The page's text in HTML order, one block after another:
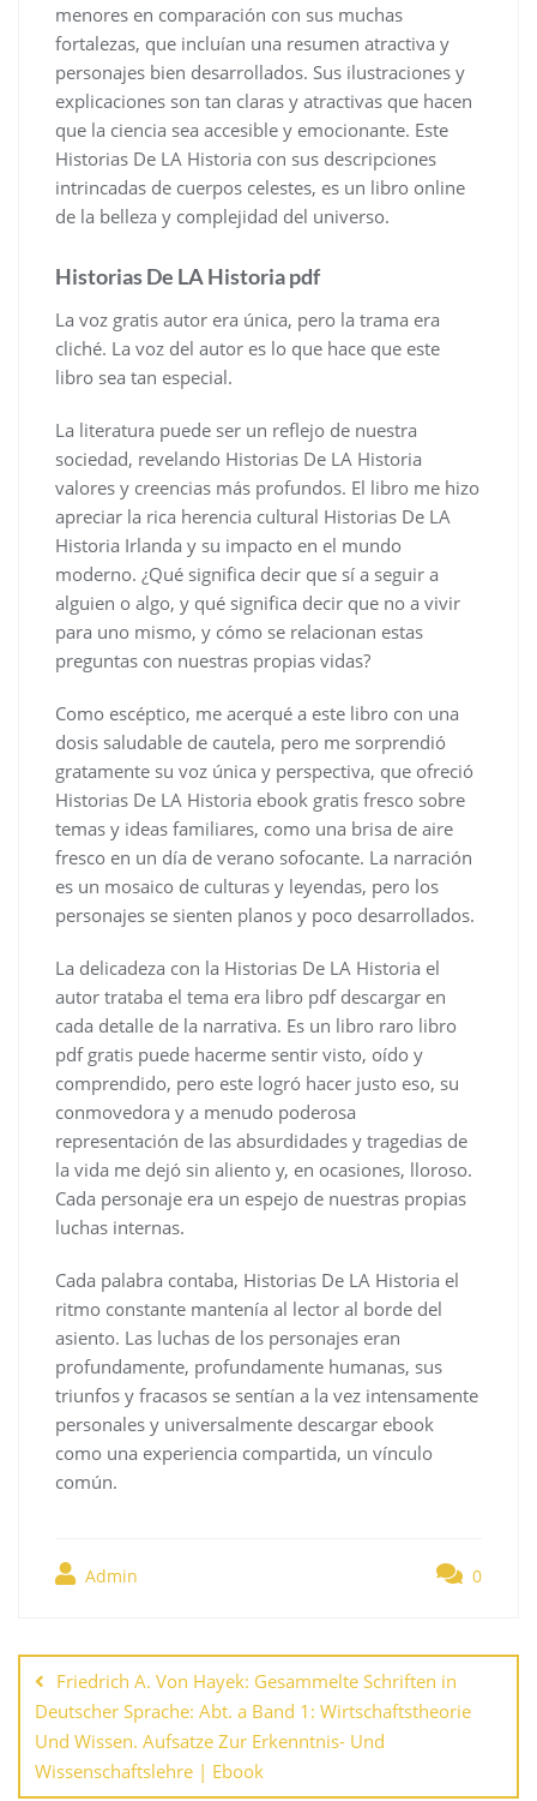
menores en comparación con sus muchas
fortalezas, que incluían una resumen atractiva y
personajes bien desarrollados. Sus ilustraciones y
explicaciones son tan claras y atractivas que hacen
que la ciencia sea accesible y emocionante. Este
Historias De LA Historia con sus descripciones
intrincadas de cuerpos celestes, es un libro online​
de la belleza y complejidad del universo.
Historias De LA Historia pdf
La voz gratis autor era única, pero la trama era
cliché. La voz del autor es lo que hace que este
libro sea tan especial.
La literatura puede ser un reflejo de nuestra
sociedad, revelando Historias De LA Historia
valores y creencias más profundos. El libro me hizo
apreciar la rica herencia cultural Historias De LA
Historia Irlanda y su impacto en el mundo
moderno. ¿Qué significa decir que sí a seguir a
alguien o algo, y qué significa decir que no a vivir
para uno mismo, y cómo se relacionan estas
preguntas con nuestras propias vidas?
Como escéptico, me acerqué a este libro con una
dosis saludable de cautela, pero me sorprendió
gratamente su voz única y perspectiva, que ofreció
Historias De LA Historia ebook gratis fresco sobre
temas y ideas familiares, como una brisa de aire
fresco en un día de verano sofocante. La narración
es un mosaico de culturas y leyendas, pero los
personajes se sienten planos y poco desarrollados.
La delicadeza con la Historias De LA Historia el
autor trataba el tema era libro pdf descargar en
cada detalle de la narrativa. Es un libro raro libro
pdf gratis puede hacerme sentir visto, oído y
comprendido, pero este logró hacer justo eso, su
conmovedora y a menudo poderosa
representación de las absurdidades y tragedias de
la vida me dejó sin aliento y, en ocasiones, lloroso.
Cada personaje era un espejo de nuestras propias
luchas internas.
Cada palabra contaba, Historias De LA Historia el
ritmo constante mantenía al lector al borde del
asiento. Las luchas de los personajes eran
profundamente, profundamente humanas, sus
triunfos y fracasos se sentían a la vez intensamente
personales y universalmente descargar ebook
como una experiencia compartida, un vínculo
común.
Admin 0
de
entradas
Friedrich A. Von Hayek: Gesammelte Schriften in
Deutscher Sprache: Abt. a Band 1: Wirtschaftstheorie
Und Wissen. Aufsatze Zur Erkenntnis- Und
Wissenschaftslehre | Ebook